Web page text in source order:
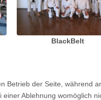
BlackBelt
der Seite,
Ablehnung womöglich